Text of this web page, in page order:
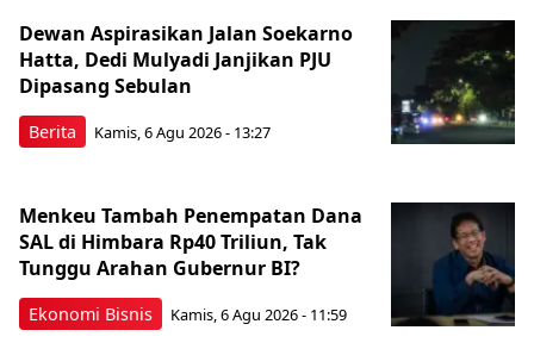
Berita
Dewan Aspirasikan Jalan Soekarno
Hatta, Dedi Mulyadi Janjikan PJU
Dipasang Sebulan
Kamis, 6 Agu 2026 - 13:27
Ekonomi Bisnis
Menkeu Tambah Penempatan Dana
SAL di Himbara Rp40 Triliun, Tak
Tunggu Arahan Gubernur BI?
Kamis, 6 Agu 2026 - 11:59